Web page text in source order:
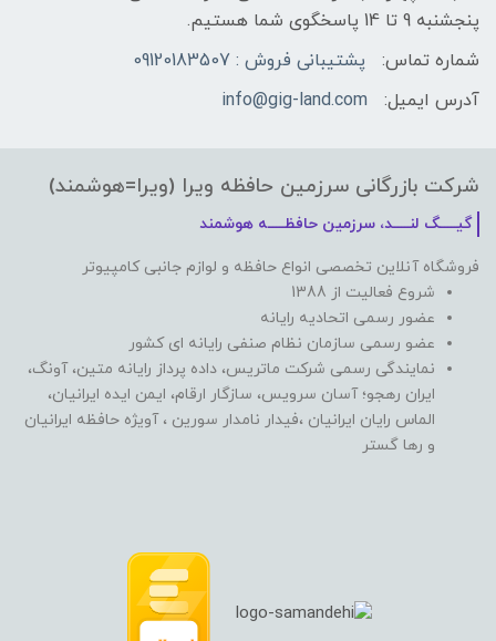
پنجشنبه 9 تا 14 پاسخگوی شما هستیم.
شماره تماس:
پشتیبانی فروش : 09120183507
آدرس ایمیل:
info@gig-land.com
شرکت بازرگانی سرزمین حافظه ویرا (ویرا=هوشمند)
گیـــــگ لنـــــد، سرزمین حافظـــــه هوشمند
فروشگاه آنلاین تخصصی انواع حافظه و لوازم جانبی کامپیوتر
شروع فعالیت از 1388
عضور رسمی اتحادیه رایانه
عضو رسمی سازمان نظام صنفی رایانه ای کشور
نمایندگی رسمی شرکت ماتریس، داده پرداز رایانه متین، آونگ،
ایران رهجو؛ آسان سرویس، سازگار ارقام، ایمن ایده ایرانیان،
الماس رایان ایرانیان ،فیدار نامدار سورین ، آویژه حافظه ایرانیان
و رها گستر